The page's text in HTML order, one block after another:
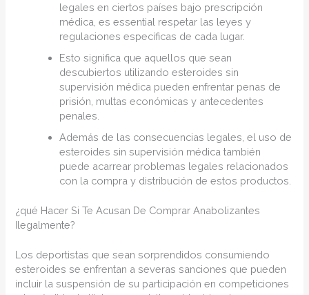
legales en ciertos países bajo prescripción
médica, es essential respetar las leyes y
regulaciones específicas de cada lugar.
Esto significa que aquellos que sean
descubiertos utilizando esteroides sin
supervisión médica pueden enfrentar penas de
prisión, multas económicas y antecedentes
penales.
Además de las consecuencias legales, el uso de
esteroides sin supervisión médica también
puede acarrear problemas legales relacionados
con la compra y distribución de estos productos.
¿qué Hacer Si Te Acusan De Comprar Anabolizantes
Ilegalmente?
Los deportistas que sean sorprendidos consumiendo
esteroides se enfrentan a severas sanciones que pueden
incluir la suspensión de su participación en competiciones